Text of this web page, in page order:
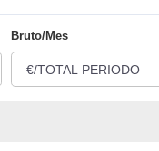
Bruto/Mes